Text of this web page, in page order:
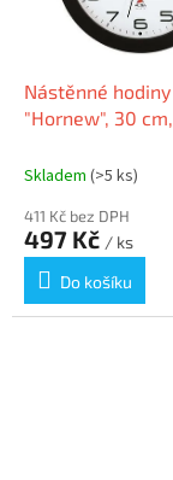
Nástěnné hodiny
"Hornew", 30
Skladem (>5 ks)
411 Kč bez DPH
497 Kč / ks
Do košíku